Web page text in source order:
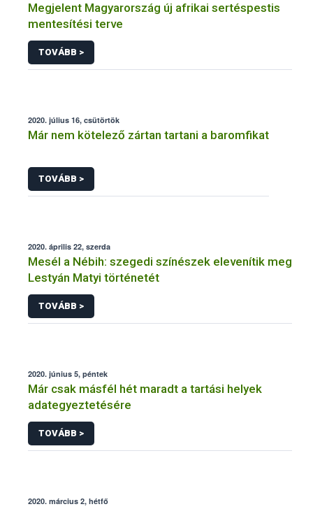
Megjelent Magyarország új afrikai sertéspestis
mentesítési terve
TOVÁBB >
2020. július 16, csütörtök
Már nem kötelező zártan tartani a baromfikat
TOVÁBB >
2020. április 22, szerda
Mesél a Nébih: szegedi színészek elevenítik meg
Lestyán Matyi történetét
TOVÁBB >
2020. június 5, péntek
Már csak másfél hét maradt a tartási helyek
adategyeztetésére
TOVÁBB >
2020. március 2, hétfő